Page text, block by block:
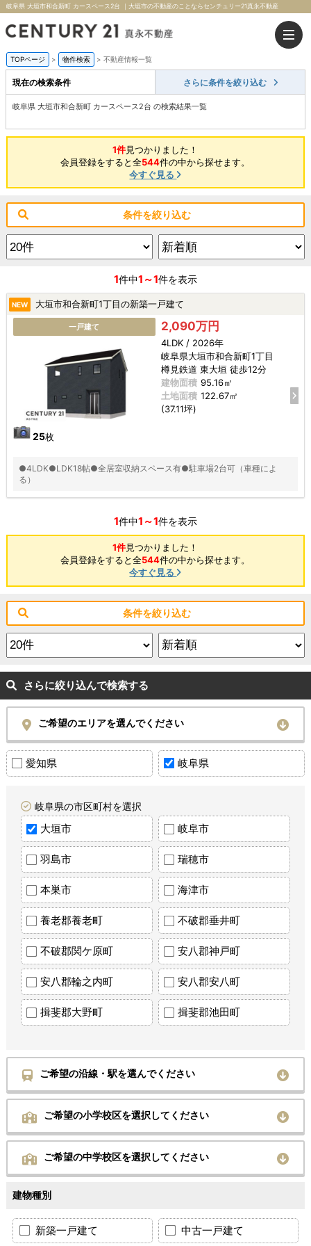
岐阜県 大垣市和合新町 カースペース2台 ｜大垣市の不動産のことならセンチュリー21真永不動産
TOPページ > 物件検索 > 不動産情報一覧
現在の検索条件 さらに条件を絞り込む
岐阜県 大垣市和合新町 カースペース2台 の検索結果一覧
1件見つかりました！
会員登録をすると全544件の中から探せます。
今すぐ見る
条件を絞り込む
1件中1～1件を表示
NEW 大垣市和合新町1丁目の新築一戸建て
一戸建て
25枚
2,090万円
4LDK / 2026年
岐阜県大垣市和合新町1丁目
樽見鉄道 東大垣 徒歩12分
建物面積 95.16㎡
土地面積 122.67㎡
(37.11坪)
●4LDK●LDK18帖●全居室収納スペース有●駐車場2台可（車種によ
る）
1件中1～1件を表示
1件見つかりました！
会員登録をすると全544件の中から探せます。
今すぐ見る
条件を絞り込む
さらに絞り込んで検索する
ご希望のエリアを選んでください
愛知県 岐阜県
岐阜県の市区町村を選択
大垣市 岐阜市
羽島市 瑞穂市
本巣市 海津市
養老郡養老町 不破郡垂井町
不破郡関ケ原町 安八郡神戸町
安八郡輪之内町 安八郡安八町
揖斐郡大野町 揖斐郡池田町
ご希望の沿線・駅を選んでください
ご希望の小学校区を選択してください
ご希望の中学校区を選択してください
建物種別
新築一戸建て 中古一戸建て